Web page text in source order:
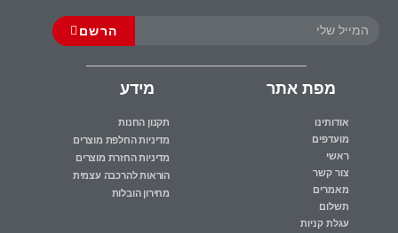
מידע
תקנון החנות
מדיניות החלפת מוצרים
מדיניות החזרת מוצרים
הוראות להרכבה עצמית
מחירון הובלות
מפת אתר
אודותינו
מועדפים
ראשי
צור קשר
מאמרים
תשלום
עגלת קניות
הרשם